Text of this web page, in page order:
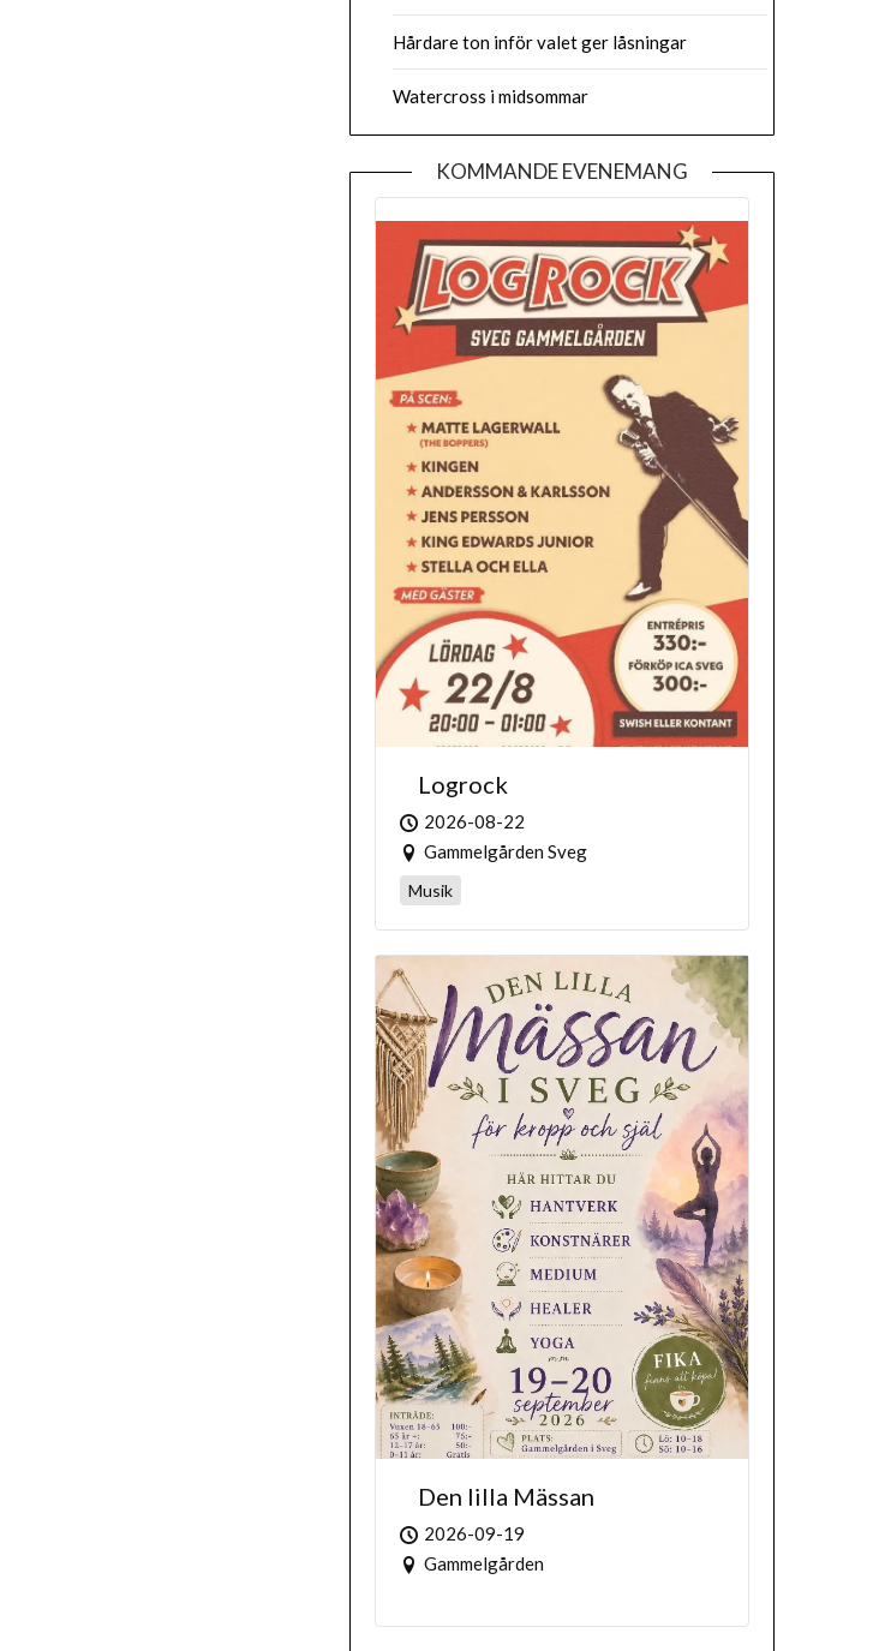
Hårdare ton inför valet ger låsningar
Watercross i midsommar
KOMMANDE EVENEMANG
Logrock
2026-08-22
Gammelgården Sveg
Musik
Den lilla Mässan
2026-09-19
Gammelgården